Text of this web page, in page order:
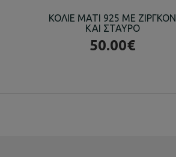
ΚΟΛΙΕ ΜΑΤΙ 925 ΜΕ ΖΙΡΓΚΟΝ
ΚΑΙ ΣΤΑΥΡΟ
50.00€